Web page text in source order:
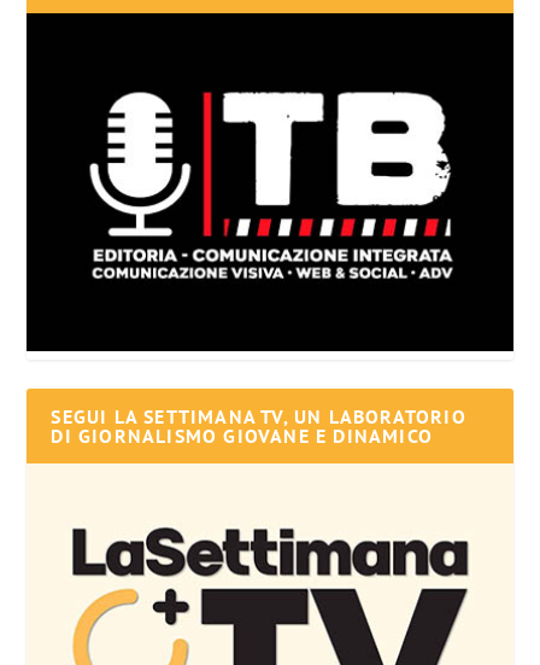
SEGUI LA SETTIMANA TV, UN LABORATORIO
DI GIORNALISMO GIOVANE E DINAMICO